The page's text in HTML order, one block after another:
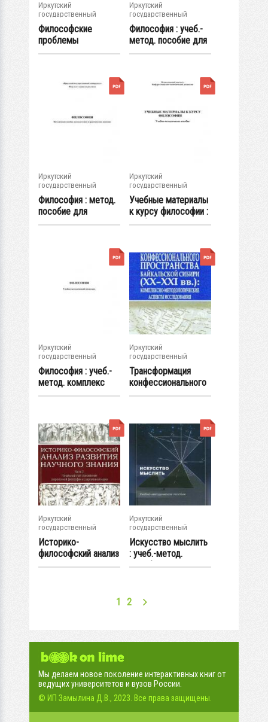
Иркутский
государственный
университет
Философские
проблемы
социально-
Иркутский
государственный
университет
Философия : учеб.-
метод. пособие для
подготовки к...
Иркутский
государственный
университет
Философия : метод.
пособие для
подготовки к практ...
Иркутский
государственный
университет
Учебные материалы
к курсу философии :
учеб.-метод...
Иркутский
государственный
университет
Философия : учеб.-
метод. комплекс
Иркутский
государственный
университет
Трансформация
конфессионального
пространства...
Иркутский
государственный
университет
Историко-
философский анализ
развития научного...
Иркутский
государственный
университет
Искусство мыслить
: учеб.-метод.
пособие
1 2
Мы делаем новое поколение интерактивных книг от
ведущих университетов и вузов России.
© ИП Замылина Д.В., 2023. Все права защищены.